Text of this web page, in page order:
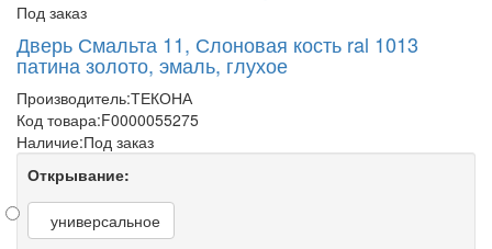
Под заказ
Дверь Смальта 11, Слоновая кость ral 1013
патина золото, эмаль, глухое
Производитель:ТЕКОНА
Код товара:F0000055275
Наличие:Под заказ
Открывание:
универсальное